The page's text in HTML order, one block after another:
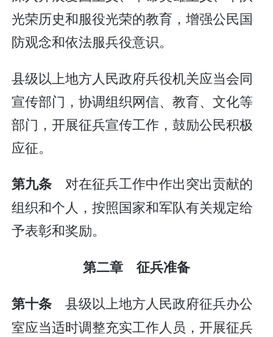
光荣历史和服役光荣的教育，增强公民国
防观念和依法服兵役意识。
县级以上地方人民政府兵役机关应当会同
宣传部门，协调组织网信、教育、文化等
部门，开展征兵宣传工作，鼓励公民积极
应征。
第九条 对在征兵工作中作出突出贡献的
组织和个人，按照国家和军队有关规定给
予表彰和奖励。
第二章 征兵准备
第十条 县级以上地方人民政府征兵办公
室应当适时调整充实工作人员，开展征兵